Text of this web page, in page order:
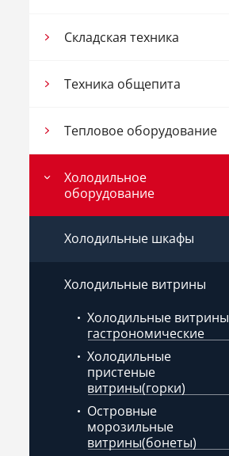
Складская техника
Техника общепита
Тепловое оборудование
Холодильное
оборудование
Холодильные шкафы
Холодильные витрины
Холодильные витрины
гастрономические
Холодильные
пристеные
витрины(горки)
Островные
морозильные
витрины(бонеты)